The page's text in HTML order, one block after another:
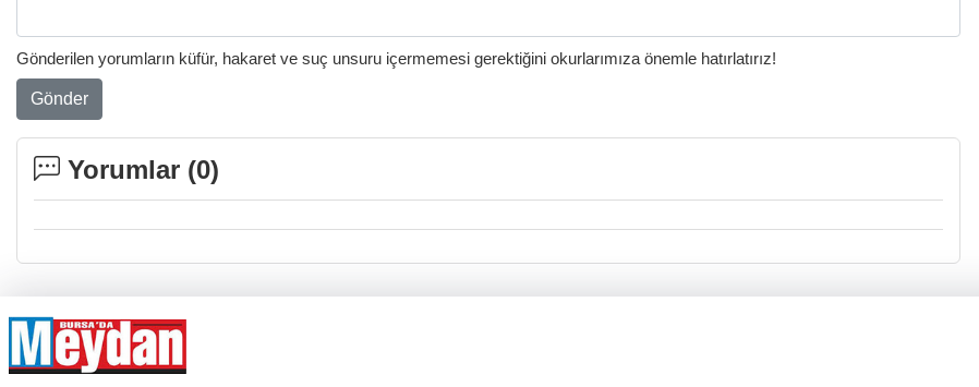
Gönderilen yorumların küfür, hakaret ve suç unsuru içermemesi gerektiğini okurlarımıza önemle hatırlatırız!
Gönder
Yorumlar (0)